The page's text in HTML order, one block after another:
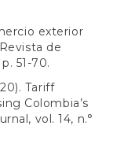
exterior
de
51-70.
Tariff
Colombia’s
vol. 14, n.°